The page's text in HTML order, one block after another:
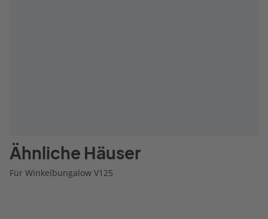
Ähnliche Häuser
Für Winkelbungalow V125